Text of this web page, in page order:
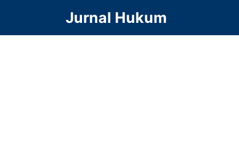
isi
Jurnal Hukum